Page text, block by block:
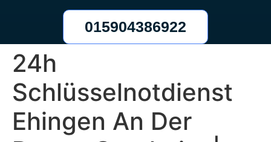
015904386922
24h
Schlüsselnotdienst
Ehingen An Der